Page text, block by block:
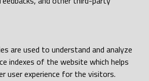
are used to understand and analyze
indexes of the website which helps
user experience for the visitors.